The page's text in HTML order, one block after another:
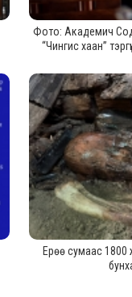
Фото: Академич
“Чингис хаан”
Ерөө сумаас 1800